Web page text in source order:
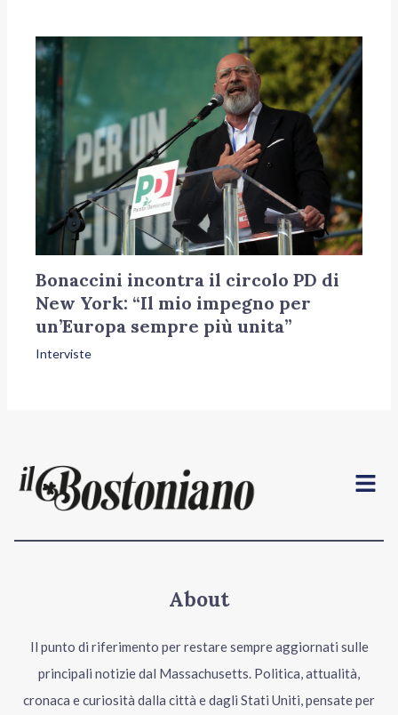
Bonaccini incontra il circolo PD di
New York: “Il mio impegno per
un’Europa sempre più unita”
Interviste
Menu
About
Il punto di riferimento per restare sempre aggiornati sulle
principali notizie dal Massachusetts. Politica, attualità,
cronaca e curiosità dalla città e dagli Stati Uniti, pensate per